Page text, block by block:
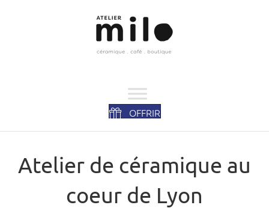
OFFRIR
Atelier de céramique au
coeur de Lyon